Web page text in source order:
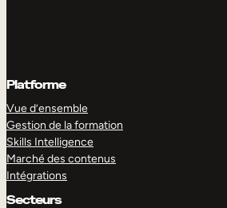
Platforme
Vue d’ensemble
Gestion de la formation
Skills Intelligence
Marché des contenus
Intégrations
Secteurs